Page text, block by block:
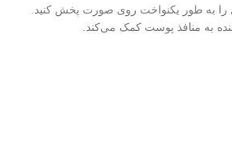
را به طور یکنواخت روی صورت پخش کنید.
به منافذ پوست کمک می‌کند.